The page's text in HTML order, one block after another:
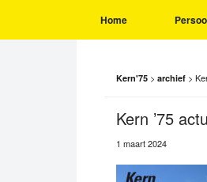
Home
Kern'75 > archief >
Kern ’75
1 maart 2024